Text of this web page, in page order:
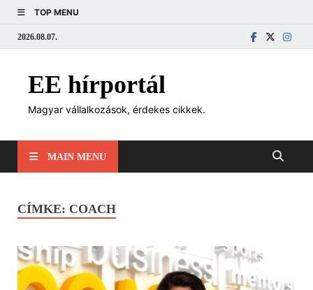
TOP MENU
2026.08.07.
EE hírportál
Magyar vállalkozások, érdekes cikkek.
MAIN MENU
CÍMKE: COACH